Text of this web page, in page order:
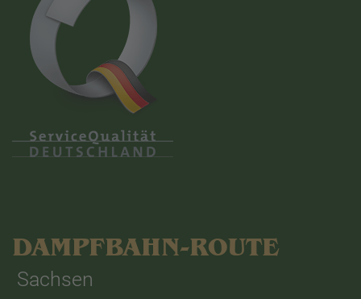
DAMPFBAHN-ROUTE
Sachsen